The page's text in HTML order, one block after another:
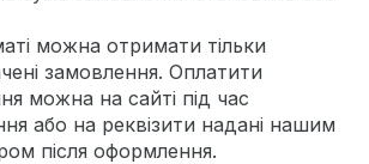
можна отримати тільки
замовлення. Оплатити
можна на сайті під час
або на реквізити надані нашим
після оформлення.